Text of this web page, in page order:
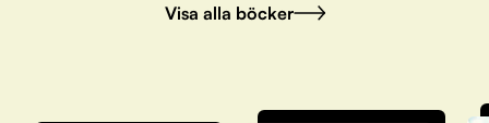
Visa alla böcker